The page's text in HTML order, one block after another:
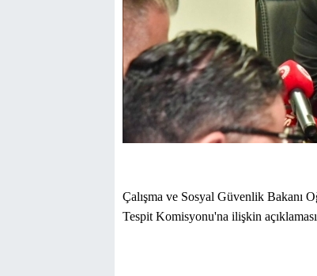
Çalışma ve Sosyal Güvenlik Bakanı
Tespit Komisyonu'na ilişkin